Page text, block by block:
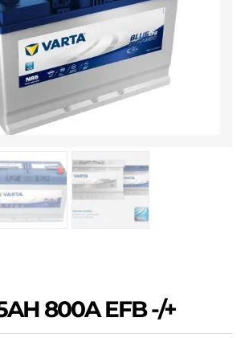
800A EFB -/+